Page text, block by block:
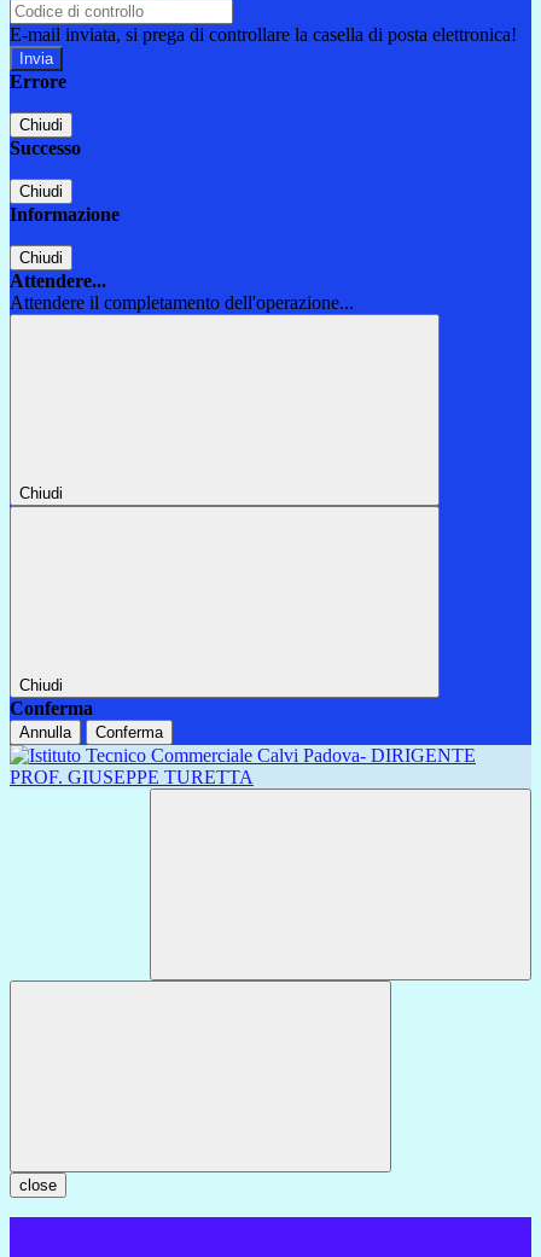
E-mail inviata, si prega di controllare la casella di posta elettronica!
Errore
Chiudi
Successo
Chiudi
Informazione
Chiudi
Attendere...
Attendere il completamento dell'operazione...
Chiudi
Chiudi
Conferma
Annulla Conferma
close